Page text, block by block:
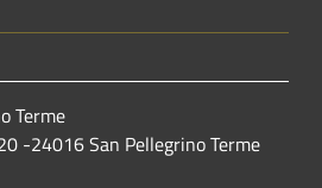
Terme
-24016 San Pellegrino Terme